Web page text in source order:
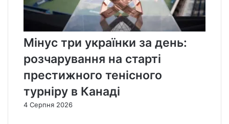
Мінус три українки за день:
розчарування на старті
престижного тенісного
турніру в Канаді
4 Серпня 2026